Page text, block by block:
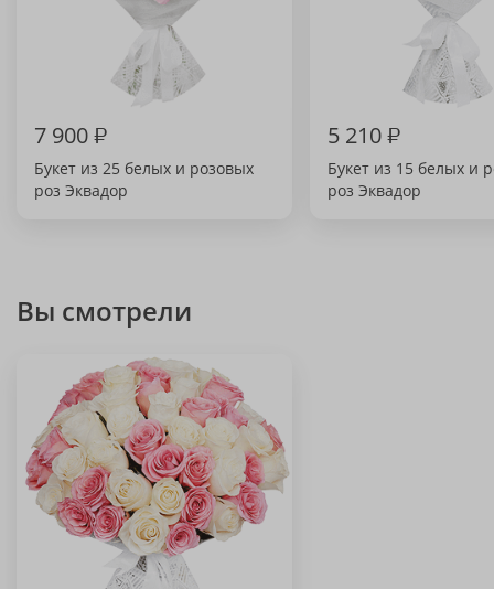
7 900₽
Букет из 25 белых и розовых
роз Эквадор
5 210₽
Букет из 15 белых и
роз Эквадор
Вы смотрели